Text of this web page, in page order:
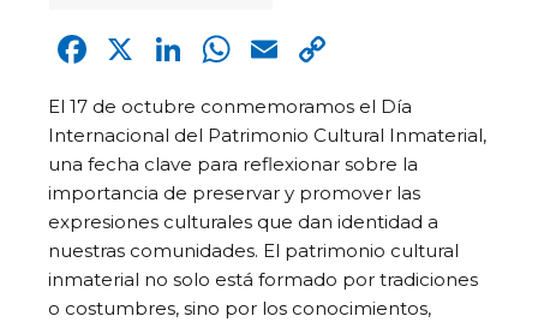
Facebook
X LinkedIn
WhatsApp
Email
Link
El 17 de octubre conmemoramos el Día
Internacional del Patrimonio Cultural Inmaterial,
una fecha clave para reflexionar sobre la
importancia de preservar y promover las
expresiones culturales que dan identidad a
nuestras comunidades. El patrimonio cultural
inmaterial no solo está formado por tradiciones
o costumbres, sino por los conocimientos,